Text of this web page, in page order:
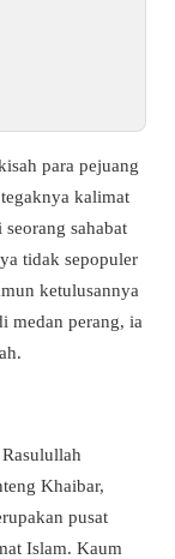
para pejuang
kalimat
sahabat
tidak sepopuler
ketulusannya
medan perang, ia
Khaibar,
pusat
Islam. Kaum